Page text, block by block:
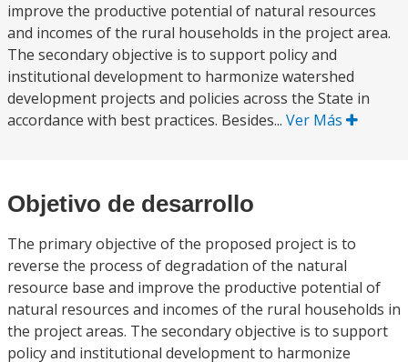
improve the productive potential of natural resources
and incomes of the rural households in the project area.
The secondary objective is to support policy and
institutional development to harmonize watershed
development projects and policies across the State in
accordance with best practices. Besides... Ver Más
Objetivo de desarrollo
The primary objective of the proposed project is to
reverse the process of degradation of the natural
resource base and improve the productive potential of
natural resources and incomes of the rural households in
the project areas. The secondary objective is to support
policy and institutional development to harmonize